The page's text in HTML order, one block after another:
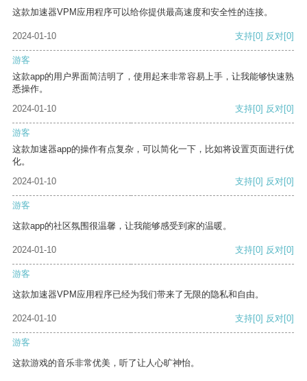
这款加速器VPM应用程序可以给你提供最高速度和安全性的连接。
2024-01-10 支持[0] 反对[0]
游客
这款app的用户界面简洁明了，使用起来非常容易上手，让我能够快速熟
悉操作。
2024-01-10
支持[0] 反对[0]
游客
这款加速器app的操作有点复杂，可以简化一下，比如将设置页面进行优
化。
2024-01-10
支持[0] 反对[0]
游客
这款app的社区氛围很温馨，让我能够感受到家的温暖。
2024-01-10 支持[0] 反对[0]
游客
这款加速器VPM应用程序已经为我们带来了无限的隐私和自由。
2024-01-10 支持[0] 反对[0]
游客
这款游戏的音乐非常优美，听了让人心旷神怡。